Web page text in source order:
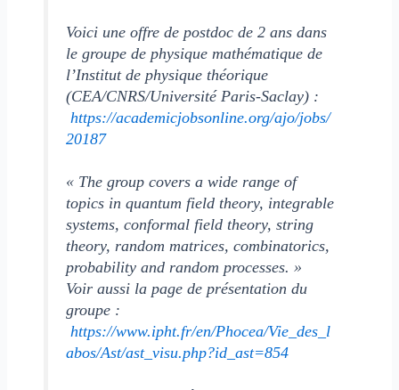
Voici une offre de postdoc de 2 ans dans
le groupe de physique mathématique de
l’Institut de physique théorique
(CEA/CNRS/Université Paris-Saclay) :
https://academicjobsonline.org/ajo/jobs/
20187
« The group covers a wide range of
topics in quantum field theory, integrable
systems, conformal field theory, string
theory, random matrices, combinatorics,
probability and random processes. »
Voir aussi la page de présentation du
groupe :
https://www.ipht.fr/en/Phocea/Vie_des_l
abos/Ast/ast_visu.php?id_ast=854